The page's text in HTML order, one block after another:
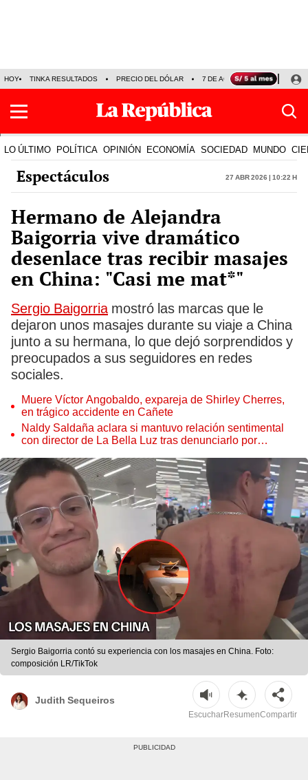
HOY TINKA RESULTADOS PRECIO DEL DÓLAR 7 DE AGOSTO OLLANTA
LO ÚLTIMO POLÍTICA OPINIÓN ECONOMÍA SOCIEDAD MUNDO
Espectáculos 27 Abr 2026 | 10:22 h
Hermano de Alejandra
Baigorria vive dramático
desenlace tras recibir masajes
en China: "Casi me mat*"
Sergio Baigorriamostró las marcas que le
dejaron unos masajes durante su viaje a China
junto a su hermana, lo que dejó sorprendidos y
preocupados a sus seguidores en redes
sociales.
Muere Víctor Angobaldo, expareja de Shirley Cherres,
en trágico accidente en Cañete
Naldy Saldaña aclara si mantuvo relación sentimental
con director de La Bella Luz tras denunciarlo por
Sergio Baigorria contó su experiencia con los masajes en China. Foto:
composición LR/TikTok
Judith Sequeiros
EscucharResumenCompartir